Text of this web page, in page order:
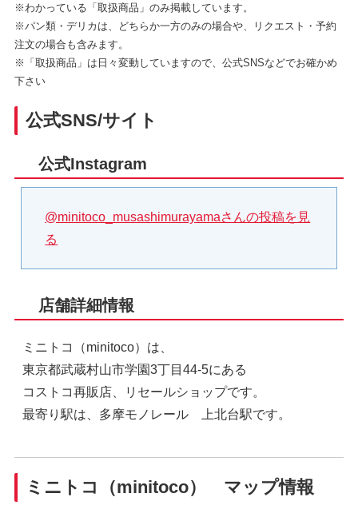
※わかっている「取扱商品」のみ掲載しています。
※パン類・デリカは、どちらか一方のみの場合や、リクエスト・予約
注文の場合も含みます。
※「取扱商品」は日々変動していますので、公式SNSなどでお確かめ
下さい
公式SNS/サイト
公式Instagram
@minitoco_musashimurayamaさんの投稿を見
る
店舗詳細情報
ミニトコ（minitoco）は、
東京都武蔵村山市学園3丁目44-5にある
コストコ再販店、リセールショップです。
最寄り駅は、多摩モノレール 上北台駅です。
ミニトコ（minitoco） マップ情報